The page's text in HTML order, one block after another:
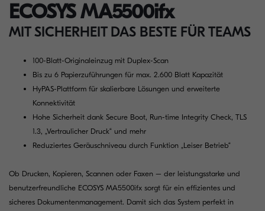
ECOSYS MA5500ifx
MIT SICHERHEIT DAS BESTE FÜR TEAMS
100-Blatt-Originaleinzug mit Duplex-Scan
Bis zu 6 Papierzuführungen für max. 2.600 Blatt Kapazität
HyPAS-Plattform für skalierbare Lösungen und erweiterte
Konnektivität
Hohe Sicherheit dank Secure Boot, Run-time Integrity Check, TLS
1.3, „Vertraulicher Druck“ und mehr
Reduziertes Geräuschniveau durch Funktion „Leiser Betrieb“
Ob Drucken, Kopieren, Scannen oder Faxen – der leistungsstarke und
benutzerfreundliche ECOSYS MA5500ifx sorgt für ein effizientes und
sicheres Dokumentenmanagement. Damit sich das System perfekt in